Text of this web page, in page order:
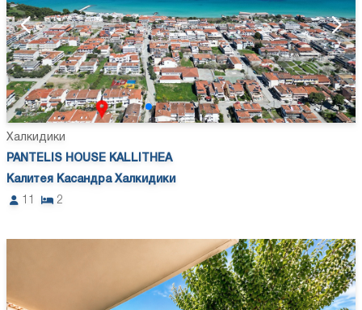
Халкидики
PANTELIS HOUSE KALLITHEA
Калитея Касандра Халкидики
11
2